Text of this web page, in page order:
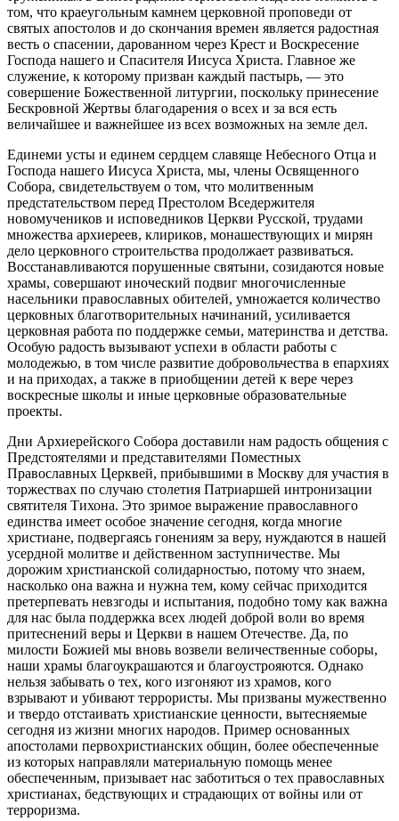
том, что краеугольным камнем церковной проповеди от
святых апостолов и до скончания времен является радостная
весть о спасении, дарованном через Крест и Воскресение
Господа нашего и Спасителя Иисуса Христа. Главное же
служение, к которому призван каждый пастырь, ― это
совершение Божественной литургии, поскольку принесение
Бескровной Жертвы благодарения о всех и за вся есть
величайшее и важнейшее из всех возможных на земле дел.
Единеми усты и единем сердцем славяще Небесного Отца и
Господа нашего Иисуса Христа, мы, члены Освященного
Собора, свидетельствуем о том, что молитвенным
предстательством перед Престолом Вседержителя
новомучеников и исповедников Церкви Русской, трудами
множества архиереев, клириков, монашествующих и мирян
дело церковного строительства продолжает развиваться.
Восстанавливаются порушенные святыни, созидаются новые
храмы, совершают иноческий подвиг многочисленные
насельники православных обителей, умножается количество
церковных благотворительных начинаний, усиливается
церковная работа по поддержке семьи, материнства и детства.
Особую радость вызывают успехи в области работы с
молодежью, в том числе развитие добровольчества в епархиях
и на приходах, а также в приобщении детей к вере через
воскресные школы и иные церковные образовательные
проекты.
Дни Архиерейского Собора доставили нам радость общения с
Предстоятелями и представителями Поместных
Православных Церквей, прибывшими в Москву для участия в
торжествах по случаю столетия Патриаршей интронизации
святителя Тихона. Это зримое выражение православного
единства имеет особое значение сегодня, когда многие
христиане, подвергаясь гонениям за веру, нуждаются в нашей
усердной молитве и действенном заступничестве. Мы
дорожим христианской солидарностью, потому что знаем,
насколько она важна и нужна тем, кому сейчас приходится
претерпевать невзгоды и испытания, подобно тому как важна
для нас была поддержка всех людей доброй воли во время
притеснений веры и Церкви в нашем Отечестве. Да, по
милости Божией мы вновь возвели величественные соборы,
наши храмы благоукрашаются и благоустрояются. Однако
нельзя забывать о тех, кого изгоняют из храмов, кого
взрывают и убивают террористы. Мы призваны мужественно
и твердо отстаивать христианские ценности, вытесняемые
сегодня из жизни многих народов. Пример основанных
апостолами первохристианских общин, более обеспеченные
из которых направляли материальную помощь менее
обеспеченным, призывает нас заботиться о тех православных
христианах, бедствующих и страдающих от войны или от
терроризма.